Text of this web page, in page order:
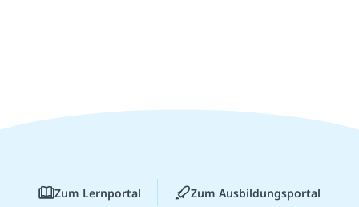
Zum Lernportal Zum Ausbildungsportal